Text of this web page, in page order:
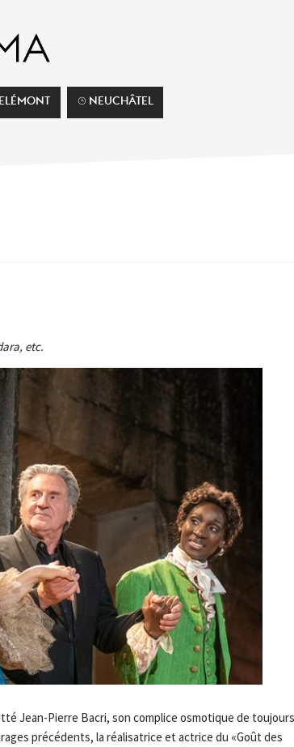
⌚︎ NEUCHÂTEL
etc.
Jean-Pierre Bacri, son complice osmotique de
précédents, la réalisatrice et actrice du «Goût des